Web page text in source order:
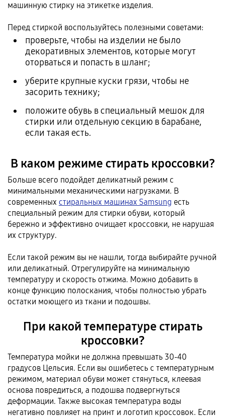
машинную стирку на этикетке изделия.
Перед стиркой воспользуйтесь полезными советами:
проверьте, чтобы на изделии не было
декоративных элементов, которые могут
оторваться и попасть в шланг;
уберите крупные куски грязи, чтобы не
засорить технику;
положите обувь в специальный мешок для
стирки или отдельную секцию в барабане,
если такая есть.
В каком режиме стирать кроссовки?
Больше всего подойдет деликатный режим с
минимальными механическими нагрузками. В
современных стиральных машинах Samsung есть
специальный режим для стирки обуви, который
бережно и эффективно очищает кроссовки, не нарушая
их структуру.
Если такой режим вы не нашли, тогда выбирайте ручной
или деликатный. Отрегулируйте на минимальную
температуру и скорость отжима. Можно добавить в
конце функцию полоскания, чтобы полностью убрать
остатки моющего из ткани и подошвы.
При какой температуре стирать
кроссовки?
Температура мойки не должна превышать 30-40
градусов Цельсия. Если вы ошибетесь с температурным
режимом, материал обуви может стянуться, клеевая
основа повредиться, а подошва подвергнуться
деформации. Также высокая температура воды
негативно повлияет на принт и логотип кроссовок. Если